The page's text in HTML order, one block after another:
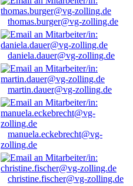
thomas.burger@vg-zolling.de
daniela.dauer@vg-zolling.de
martin.dauer@vg-zolling.de
manuela.eckebrecht@vg-
zolling.de
christine.fischer@vg-zolling.de